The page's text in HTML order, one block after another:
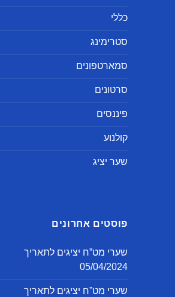
כללי
סטרימינג
סמארטפונים
סרטונים
פיננסים
קולנוע
שער יציג
פוסטים אחרונים
שערי מט”ח יציגים לתאריך
05/04/2024
שערי מט”ח יציגים לתאריך